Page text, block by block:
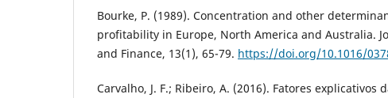
Bourke, P. (1989). Concentration and other
profitability in Europe, North America and Australia.
and Finance, 13(1), 65-79. https://doi.org/10.1016/
Carvalho, J. F.; Ribeiro, A. (2016). Fatores explicativos